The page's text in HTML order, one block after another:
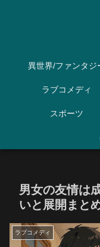
異世界/ファンタジ
ラブコメディ
スポーツ
男女の友情は
いと展開まと
ラブコメディ